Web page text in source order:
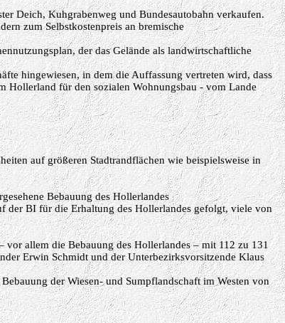
Deich, Kuhgrabenweg und Bundesautobahn verkaufen.
zum Selbstkostenpreis an bremische
der das Gelände als landwirtschaftliche
hingewiesen, in dem die Auffassung vertreten wird, dass
Hollerland für den sozialen Wohnungsbau - vom Lande
auf größeren Stadtrandflächen wie beispielsweise in
Bebauung des Hollerlandes
der BI für die Erhaltung des Hollerlandes gefolgt, viele von
allem die Bebauung des Hollerlandes – mit 112 zu 131
Erwin Schmidt und der Unterbezirksvorsitzende Klaus
der Wiesen- und Sumpflandschaft im Westen von